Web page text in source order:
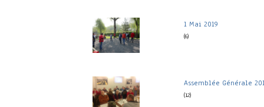
1 Mai 2019
(6)
Assemblée Générale
(12)